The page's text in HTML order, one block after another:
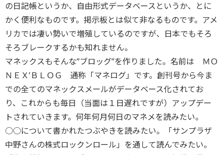
の日記帳というか、自由形式データベースというか、とに
かく便利なものです。掲示板とは似て非なるものです。アメ
リカでは凄い勢いで増殖しているのですが、日本でもそろ
そろブレークするかも知れません。
マネックスもそんな”ブロッグ”を作りました。名前は ＭＯ
ＮＥＸ’ＢＬＯＧ 通称「マネログ」です。創刊号から今ま
での全てのマネックスメールがデータベース化されてお
り、これからも毎日（当面は１日遅れですが）アップデー
トされていきます。何年何月何日のマネメを読みたい。
○○について書かれたつぶやきを読みたい。「サンプラザ
中野さんの株式ロックンロール」を通して読んでみたい。